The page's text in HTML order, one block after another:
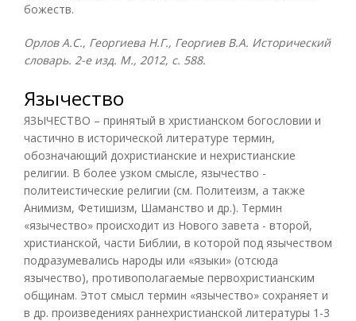
божеств.
Орлов А.С., Георгиева Н.Г., Георгиев В.А. Исторический
словарь. 2-е изд. М., 2012, с. 588.
Язычество
ЯЗЫЧЕСТВО – принятый в христианском богословии и
частично в исторической литературе термин,
обозначающий дохристианские и нехристианские
религии. В более узком смысле, язычество -
политеистические религии (см. Политеизм, а также
Анимизм, Фетишизм, Шаманство и др.). Термин
«язычество» происходит из Нового завета - второй,
христианской, части Библии, в которой под язычеством
подразумевались народы или «языки» (отсюда
язычество), противополагаемые первохристианским
общинам. Этот смысл термин «язычество» сохраняет и
в др. произведениях раннехристианской литературы 1-3